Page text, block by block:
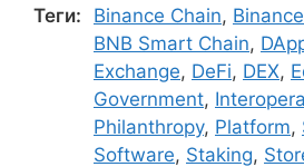
Теги:
Binance Chain,
BNB Smart Chain,
Exchange, DeFi, DEX,
Government,
Philanthropy, Platform,
Software, Staking,